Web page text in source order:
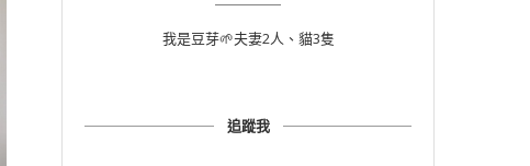
我是豆芽🌱夫妻2人、貓3隻
追蹤我